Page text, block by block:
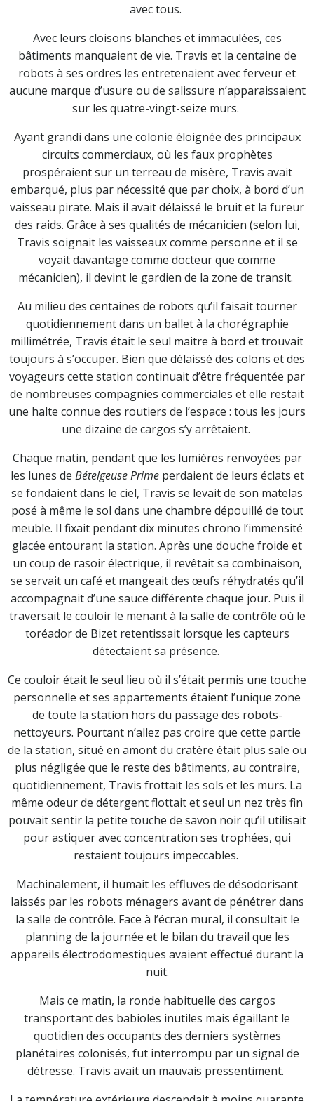
avec tous.
Avec leurs cloisons blanches et immaculées, ces
bâtiments manquaient de vie. Travis et la centaine de
robots à ses ordres les entretenaient avec ferveur et
aucune marque d’usure ou de salissure n’apparaissaient
sur les quatre-vingt-seize murs.
Ayant grandi dans une colonie éloignée des principaux
circuits commerciaux, où les faux prophètes
prospéraient sur un terreau de misère, Travis avait
embarqué, plus par nécessité que par choix, à bord d’un
vaisseau pirate. Mais il avait délaissé le bruit et la fureur
des raids. Grâce à ses qualités de mécanicien (selon lui,
Travis soignait les vaisseaux comme personne et il se
voyait davantage comme docteur que comme
mécanicien), il devint le gardien de la zone de transit.
Au milieu des centaines de robots qu’il faisait tourner
quotidiennement dans un ballet à la chorégraphie
millimétrée, Travis était le seul maitre à bord et trouvait
toujours à s’occuper. Bien que délaissé des colons et des
voyageurs cette station continuait d’être fréquentée par
de nombreuses compagnies commerciales et elle restait
une halte connue des routiers de l’espace : tous les jours
une dizaine de cargos s’y arrêtaient.
Chaque matin, pendant que les lumières renvoyées par
les lunes de Bételgeuse Prime perdaient de leurs éclats et
se fondaient dans le ciel, Travis se levait de son matelas
posé à même le sol dans une chambre dépouillé de tout
meuble. Il fixait pendant dix minutes chrono l’immensité
glacée entourant la station. Après une douche froide et
un coup de rasoir électrique, il revêtait sa combinaison,
se servait un café et mangeait des œufs réhydratés qu’il
accompagnait d’une sauce différente chaque jour. Puis il
traversait le couloir le menant à la salle de contrôle où le
toréador de Bizet retentissait lorsque les capteurs
détectaient sa présence.
Ce couloir était le seul lieu où il s’était permis une touche
personnelle et ses appartements étaient l’unique zone
de toute la station hors du passage des robots-
nettoyeurs. Pourtant n’allez pas croire que cette partie
de la station, situé en amont du cratère était plus sale ou
plus négligée que le reste des bâtiments, au contraire,
quotidiennement, Travis frottait les sols et les murs. La
même odeur de détergent flottait et seul un nez très fin
pouvait sentir la petite touche de savon noir qu’il utilisait
pour astiquer avec concentration ses trophées, qui
restaient toujours impeccables.
Machinalement, il humait les effluves de désodorisant
laissés par les robots ménagers avant de pénétrer dans
la salle de contrôle. Face à l’écran mural, il consultait le
planning de la journée et le bilan du travail que les
appareils électrodomestiques avaient effectué durant la
nuit.
Mais ce matin, la ronde habituelle des cargos
transportant des babioles inutiles mais égaillant le
quotidien des occupants des derniers systèmes
planétaires colonisés, fut interrompu par un signal de
détresse. Travis avait un mauvais pressentiment.